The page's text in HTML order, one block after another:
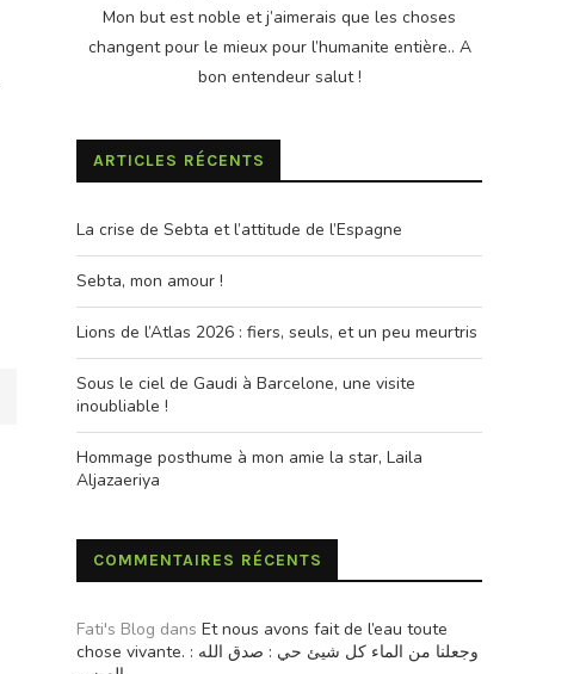
Mon but est noble et j’aimerais que les choses
changent pour le mieux pour l’humanite entière.. A
bon entendeur salut !
ARTICLES RÉCENTS
La crise de Sebta et l’attitude de l’Espagne
Sebta, mon amour !
Lions de l’Atlas 2026 : fiers, seuls, et un peu meurtris
Sous le ciel de Gaudi à Barcelone, une visite
inoubliable !
Hommage posthume à mon amie la star, Laila
Aljazaeriya
COMMENTAIRES RÉCENTS
Fati's Blog dans Et nous avons fait de l’eau toute
chose vivante. : وجعلنا من الماء كل شيئ حي : صدق الله